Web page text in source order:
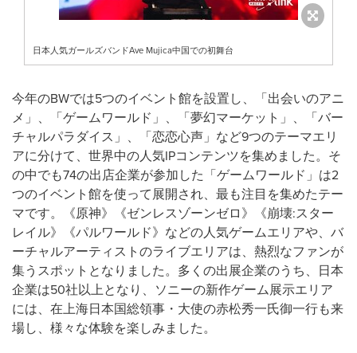
日本人気ガールズバンドAve Mujica中国での初舞台
今年のBWでは5つのイベント館を設置し、「出会いのアニ
メ」、「ゲームワールド」、「夢幻マーケット」、「バー
チャルパラダイス」、「恋恋心声」など9つのテーマエリ
アに分けて、世界中の人気IPコンテンツを集めました。そ
の中でも74の出店企業が参加した「ゲームワールド」は2
つのイベント館を使って展開され、最も注目を集めたテー
マです。《原神》《ゼンレスゾーンゼロ》《崩壊:スター
レイル》《パルワールド》などの人気ゲームエリアや、バ
ーチャルアーティストのライブエリアは、熱烈なファンが
集うスポットとなりました。多くの出展企業のうち、日本
企業は50社以上となり、ソニーの新作ゲーム展示エリア
には、在上海日本国総領事・大使の赤松秀一氏御一行も来
場し、様々な体験を楽しみました。